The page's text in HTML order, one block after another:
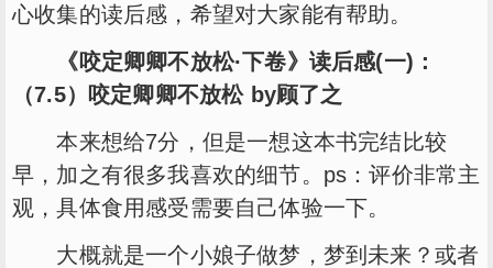
心收集的读后感，希望对大家能有帮助。
《咬定卿卿不放松·下卷》读后感(一)：
（7.5）咬定卿卿不放松 by顾了之
本来想给7分，但是一想这本书完结比较
早，加之有很多我喜欢的细节。ps：评价非常主
观，具体食用感受需要自己体验一下。
大概就是一个小娘子做梦，梦到未来？或者